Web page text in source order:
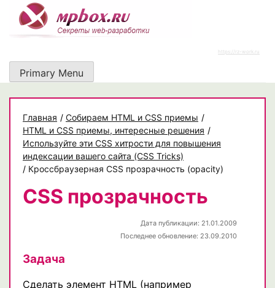
content
https://rz-work.ru
Primary Menu
Главная / Собираем HTML и CSS приемы /
HTML и CSS приемы, интересные решения /
Используйте эти CSS хитрости для повышения
индексации вашего сайта (CSS Tricks)
/ Кроссбраузерная CSS прозрачность (opacity)
CSS прозрачность
Дата публикации: 21.01.2009
Последнее обновление: 23.09.2010
Задача
Сделать элемент HTML (например